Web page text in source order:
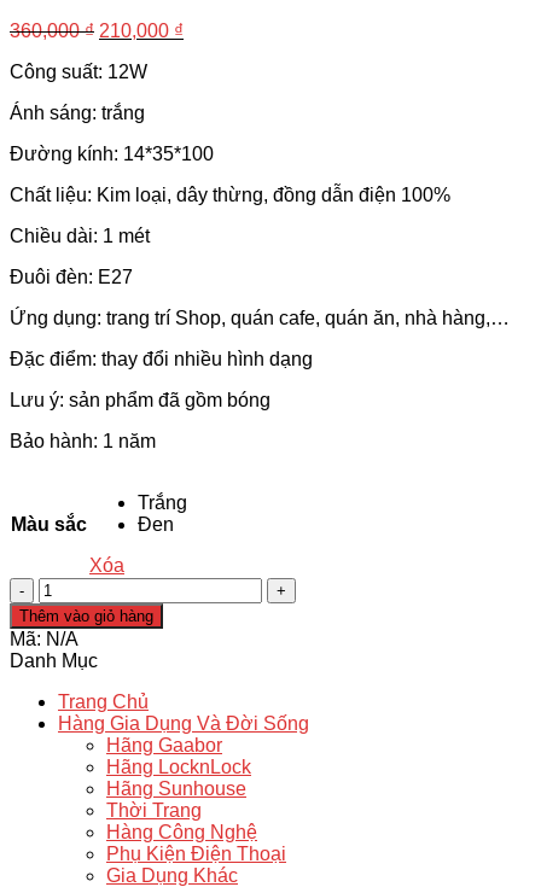
360,000₫ 210,000 ₫
Công suất: 12W
Ánh sáng: trắng
Đường kính: 14*35*100
Chất liệu: Kim loại, dây thừng, đồng dẫn điện 100%
Chiều dài: 1 mét
Đuôi đèn: E27
Ứng dụng: trang trí Shop, quán cafe, quán ăn, nhà hàng,…
Đặc điểm: thay đổi nhiều hình dạng
Lưu ý: sản phẩm đã gồm bóng
Bảo hành: 1 năm
Màu sắc
Trắng
Đen
Xóa
Chao
đèn
thả
trần
kiểu
dáng
nút
chai
Chuôi
Thêm vào giỏ hàng
Mã: N/A
Danh Mục
Trang Chủ
Hàng Gia Dụng Và Đời Sống
Hãng Gaabor
Hãng LocknLock
Hãng Sunhouse
Thời Trang
Hàng Công Nghệ
Phụ Kiện Điện Thoại
Gia Dụng Khác